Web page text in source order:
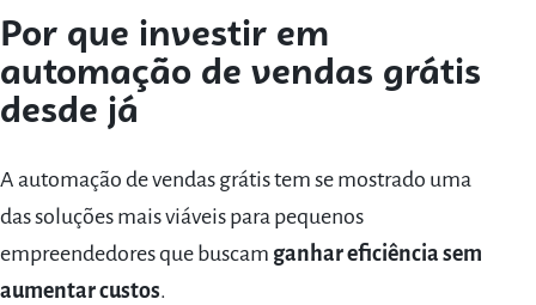
Por que investir em
automação de vendas grátis
desde já
A automação de vendas grátis tem se mostrado uma
das soluções mais viáveis para pequenos
empreendedores que buscam ganhar eficiência sem
aumentar custos.